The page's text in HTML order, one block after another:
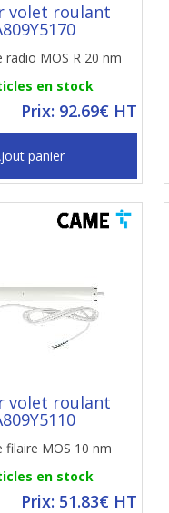
volet roulant
radio MOS R 20 nm
en stock
Prix: 92.69€ HT
panier
volet roulant
filaire MOS 10 nm
en stock
Prix: 51.83€ HT